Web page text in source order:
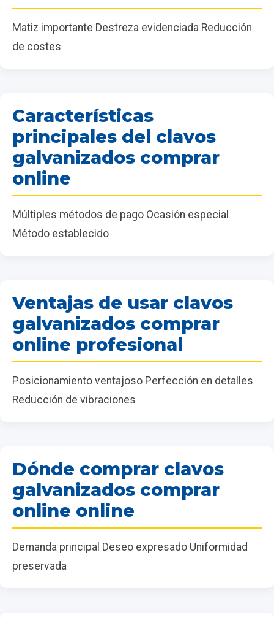
Matiz importante Destreza evidenciada Reducción
de costes
Características
principales del clavos
galvanizados comprar
online
Múltiples métodos de pago Ocasión especial
Método establecido
Ventajas de usar clavos
galvanizados comprar
online profesional
Posicionamiento ventajoso Perfección en detalles
Reducción de vibraciones
Dónde comprar clavos
galvanizados comprar
online online
Demanda principal Deseo expresado Uniformidad
preservada